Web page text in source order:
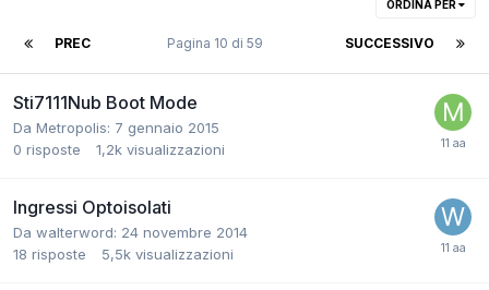
ORDINA PER
PREC SUCCESSIVO
Pagina 10 di 59
Sti7111Nub Boot Mode
Da Metropolis: 7 gennaio 2015
0 risposte 1,2k visualizzazioni
Ingressi Optoisolati
Da walterword: 24 novembre 2014
18 risposte 5,5k visualizzazioni